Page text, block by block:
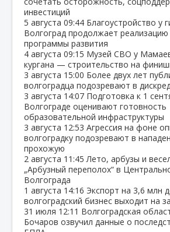
инвестиций
5 августа 09:44 Благоустройство у
Волгоград продолжает реализацию
программы развития
4 августа 09:15 Музей СВО у
кургана — строительство на
3 августа 15:00 Более двух лет
волгоградца подозревают в
3 августа 14:07 Подготовка к 1
Волгограде оценивают готовность
образовательной инфраструктуры
3 августа 12:53 Агрессия на фоне
волгоградку подозревают в
прохожую
2 августа 11:45 Лето, арбузы и
„Арбузный переполох“ в
Волгограда
1 августа 14:16 Экспорт на 3,6 млн
волгоградский бизнес выходит на
31 июля 12:11 Волгоградская
Бочаров озвучил данные о